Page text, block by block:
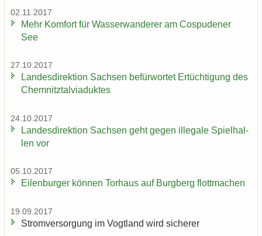
02.11.2017
Mehr Kom­fort für Was­ser­wan­de­rer am Cos­pu­de­ner
See
27.10.2017
Lan­des­di­rek­ti­on Sach­sen be­für­wor­tet Er­tüch­ti­gung des
Chem­nitz­tal­via­duk­tes
24.10.2017
Lan­des­di­rek­ti­on Sach­sen geht gegen il­le­ga­le Spiel­hal­
len vor
05.10.2017
Ei­len­bur­ger kön­nen Tor­haus auf Burg­berg flott­ma­chen
19.09.2017
Strom­ver­sor­gung im Vogt­land wird si­che­rer